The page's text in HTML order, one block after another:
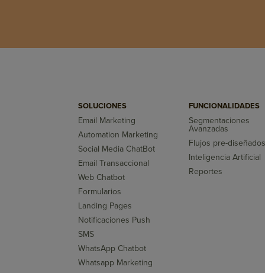
SOLUCIONES
Email Marketing
Automation Marketing
Social Media ChatBot
Email Transaccional
Web Chatbot
Formularios
Landing Pages
Notificaciones Push
SMS
WhatsApp Chatbot
Whatsapp Marketing
FUNCIONALIDADES
Segmentaciones
Avanzadas
Flujos pre-diseñados
Inteligencia Artificial
Reportes